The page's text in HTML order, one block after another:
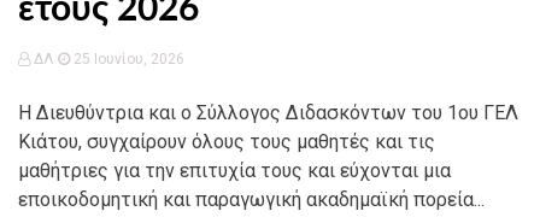
έτους 2026
ΔΛ 25 Ιουνίου, 2026
Η Διευθύντρια και ο Σύλλογος Διδασκόντων του 1ου ΓΕΛ
Κιάτου, συγχαίρουν όλους τους μαθητές και τις
μαθήτριες για την επιτυχία τους και εύχονται μια
εποικοδομητική και παραγωγική ακαδημαϊκή πορεία...